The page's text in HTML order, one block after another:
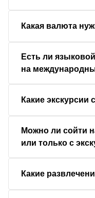
Какая валюта
Есть ли
на
Какие экскурсии
Можно ли сойти
или только с
Какие